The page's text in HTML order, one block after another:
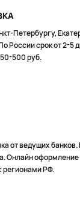
Петербургу,
России срок от 2-5
500 руб.
от ведущих банков.
Онлайн оформление
регионами РФ.